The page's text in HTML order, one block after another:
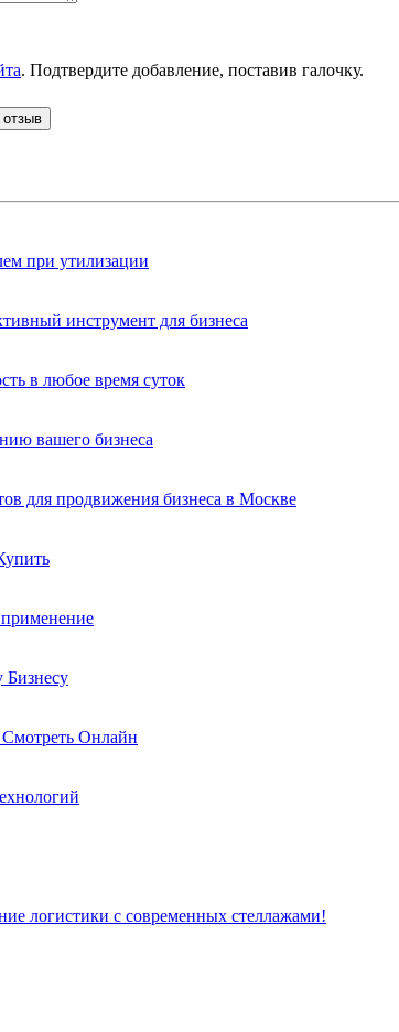
. Подтвердите добавление, поставив галочку.
при утилизации
инструмент для бизнеса
в любое время суток
вашего бизнеса
для продвижения бизнеса в Москве
применение
Онлайн
логистики с современных стеллажами!